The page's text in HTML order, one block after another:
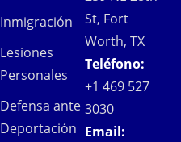
Inmigración
Lesiones
Personales
Defensa ante
Deportación
St, Fort
Worth, TX
Teléfono:
+1 469 527
3030
Email: